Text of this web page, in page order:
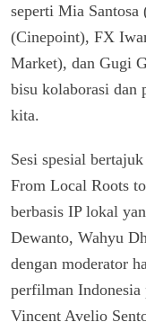
seperti Mia
(Cinepoint), FX
Market), dan Gugi
bisu kolaborasi dan
kita.
Sesi spesial
From Local Roots
berbasis IP lokal
Dewanto, Wahyu
dengan moderator
perfilman
Vincent Avelio